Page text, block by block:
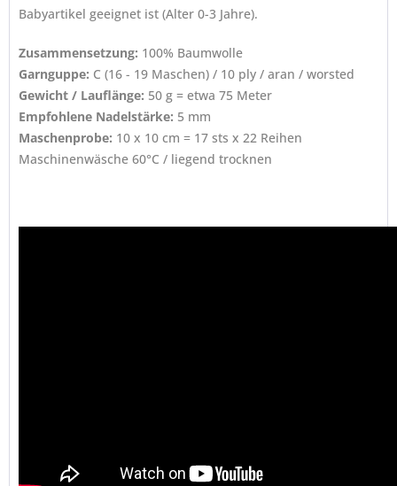
Babyartikel geeignet ist (Alter 0-3 Jahre).
Zusammensetzung: 100% Baumwolle
Garnguppe: C (16 - 19 Maschen) / 10 ply / aran / worsted
Gewicht / Lauflänge: 50 g = etwa 75 Meter
Empfohlene Nadelstärke: 5 mm
Maschenprobe: 10 x 10 cm = 17 sts x 22 Reihen
Maschinenwäsche 60°C / liegend trocknen